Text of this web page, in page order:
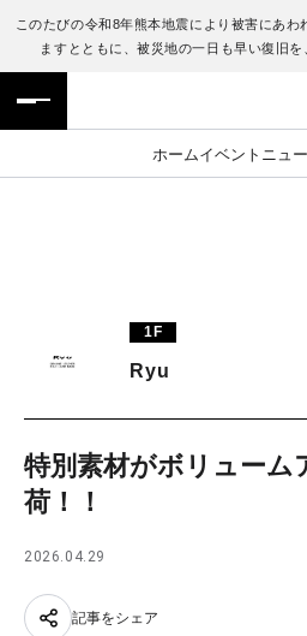
このたびの令和8年熊本地震により被害にあ
ますとともに、被災地の一日も早い復旧を
ホームイベント ニュ
フロアガイド
施設案内・アクセス
TAX FREE
JP
ENGLISH
繁体字
日本語
1F
Ryu
特別素材がボリューム
荷！！
2026.04.29
記事をシェア